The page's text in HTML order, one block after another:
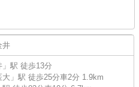
井
」駅 徒歩13分
大 」駅 徒歩25分車2分 1.9km